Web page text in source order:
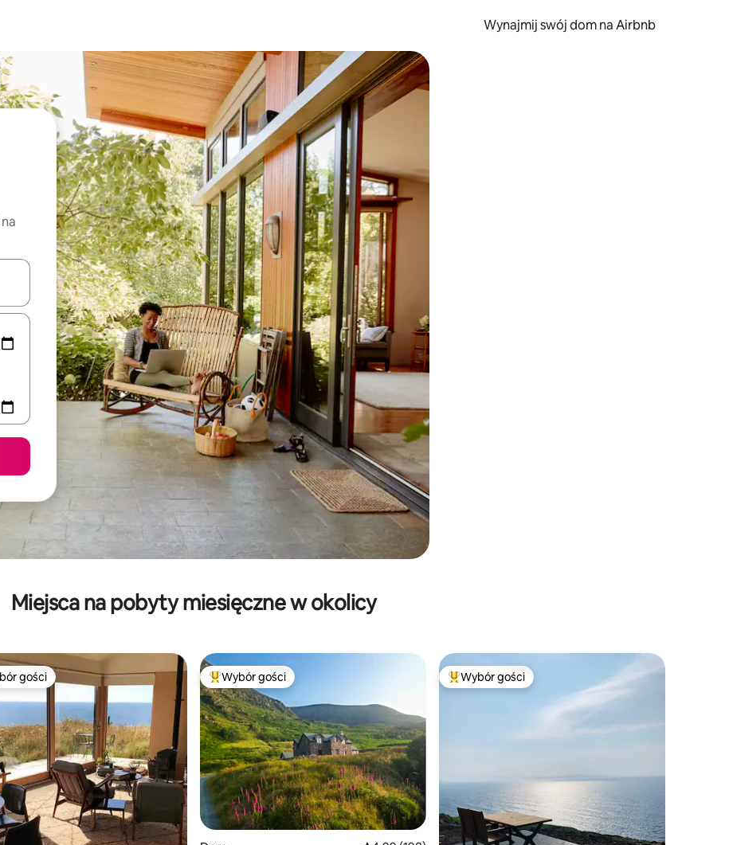
Wynajmij swój dom na Airbnb
po nich za pomocą klawiszy strzałek w górę i w dół lub przeglądać je za pomocą gestów dotykowych lub przesuwania.
Miejsca na pobyty miesięczne w okolicy
z kategorii Wybór gości
gości Najpopularniejsze z kategorii Wybór gości
Wybór gości Najpopularniejsze z kategorii Wybór gości
Wybór gości